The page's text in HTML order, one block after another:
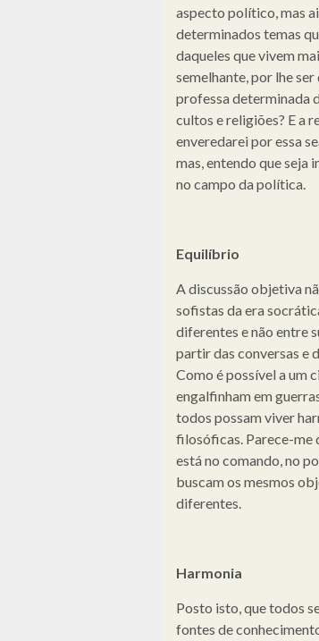
aspecto político, mas
determinados temas
daqueles que vivem
semelhante, por lhe
professa determinada
cultos e religiões? E a
enveredarei por essa
mas, entendo que seja
no campo da política.
Equilíbrio
A discussão objetiva
sofistas da era
diferentes e não entre
partir das conversas e
Como é possível a um
engalfinham em
todos possam viver
filosóficas. Parece-me
está no comando, no
buscam os mesmos
diferentes.
Harmonia
Posto isto, que todos
fontes de